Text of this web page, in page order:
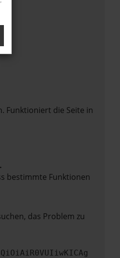
Funktioniert die Seite in
bestimmte Funktionen
das Problem zu